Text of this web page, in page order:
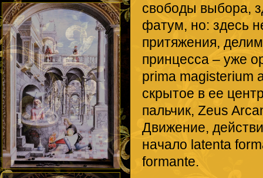
свободы выбора,
фатум, но: здесь
притяжения,
принцесса – уже
prima magisterium
скрытое в ее
пальчик, Zeus
Движение,
начало latenta
formante.